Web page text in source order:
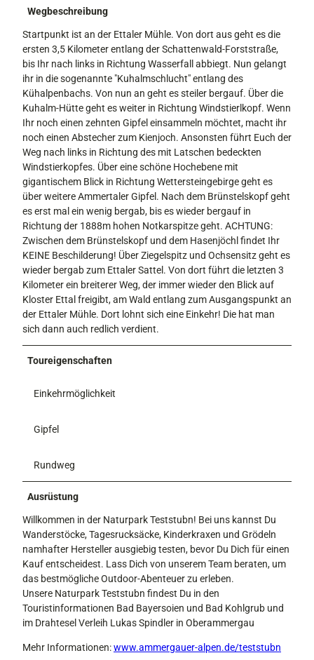
Wegbeschreibung
Startpunkt ist an der Ettaler Mühle. Von dort aus geht es die
ersten 3,5 Kilometer entlang der Schattenwald-Forststraße,
bis Ihr nach links in Richtung Wasserfall abbiegt. Nun gelangt
ihr in die sogenannte "Kuhalmschlucht" entlang des
Kühalpenbachs. Von nun an geht es steiler bergauf. Über die
Kuhalm-Hütte geht es weiter in Richtung Windstierlkopf. Wenn
Ihr noch einen zehnten Gipfel einsammeln möchtet, macht ihr
noch einen Abstecher zum Kienjoch. Ansonsten führt Euch der
Weg nach links in Richtung des mit Latschen bedeckten
Windstierkopfes. Über eine schöne Hochebene mit
gigantischem Blick in Richtung Wettersteingebirge geht es
über weitere Ammertaler Gipfel. Nach dem Brünstelskopf geht
es erst mal ein wenig bergab, bis es wieder bergauf in
Richtung der 1888m hohen Notkarspitze geht. ACHTUNG:
Zwischen dem Brünstelskopf und dem Hasenjöchl findet Ihr
KEINE Beschilderung! Über Ziegelspitz und Ochsensitz geht es
wieder bergab zum Ettaler Sattel. Von dort führt die letzten 3
Kilometer ein breiterer Weg, der immer wieder den Blick auf
Kloster Ettal freigibt, am Wald entlang zum Ausgangspunkt an
der Ettaler Mühle. Dort lohnt sich eine Einkehr! Die hat man
sich dann auch redlich verdient.
Toureigenschaften
Einkehrmöglichkeit
Gipfel
Rundweg
Ausrüstung
Willkommen in der Naturpark Teststubn! Bei uns kannst Du
Wanderstöcke, Tagesrucksäcke, Kinderkraxen und Grödeln
namhafter Hersteller ausgiebig testen, bevor Du Dich für einen
Kauf entscheidest. Lass Dich von unserem Team beraten, um
das bestmögliche Outdoor-Abenteuer zu erleben.
Unsere Naturpark Teststubn findest Du in den
Touristinformationen Bad Bayersoien und Bad Kohlgrub und
im Drahtesel Verleih Lukas Spindler in Oberammergau
Mehr Informationen:www.ammergauer-alpen.de/teststubn